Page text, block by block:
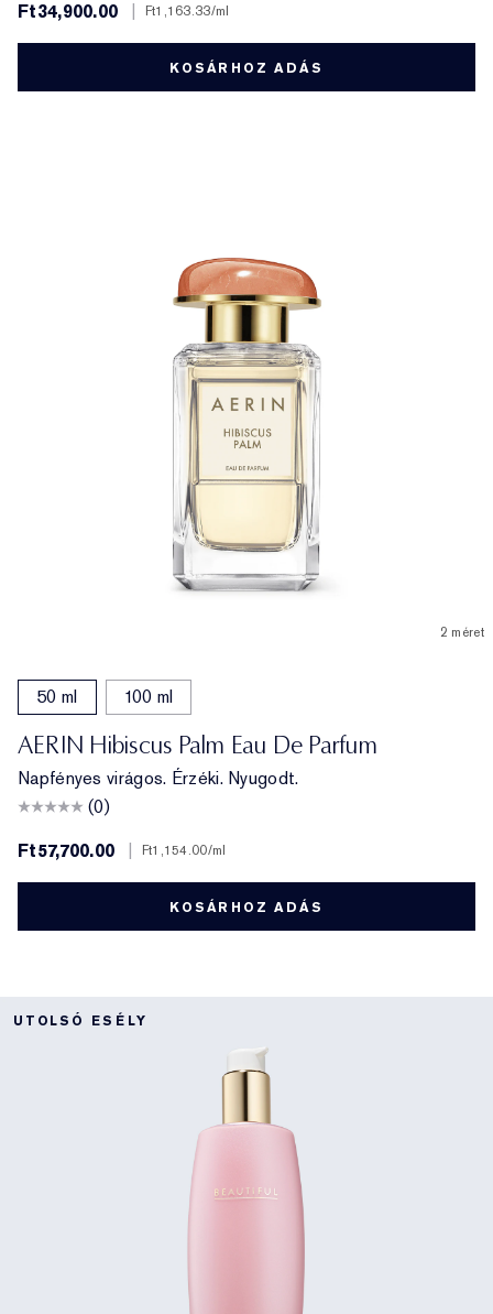
Ft34,900.00
Ft1,163.33/ml
KOSÁRHOZ ADÁS
2 méret
50 ml 100 ml
AERIN Hibiscus Palm Eau De Parfum
Napfényes virágos. Érzéki. Nyugodt.
(0)
Ft57,700.00
Ft1,154.00/ml
KOSÁRHOZ ADÁS
UTOLSÓ ESÉLY